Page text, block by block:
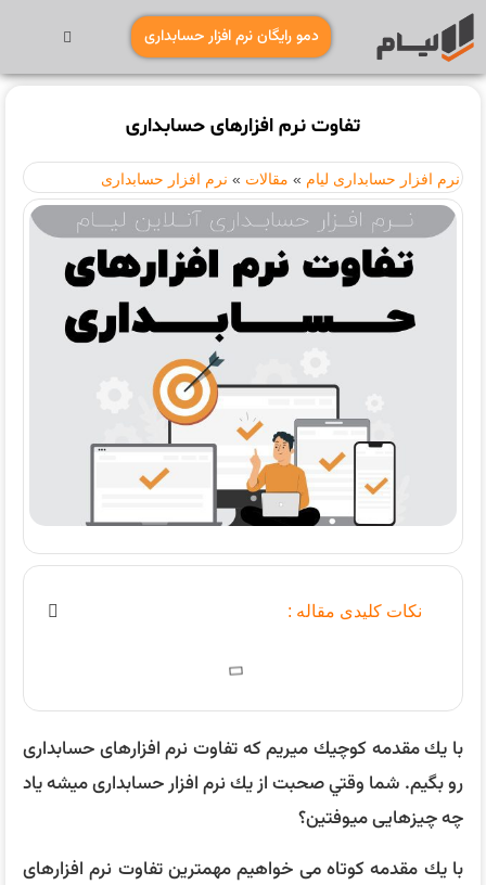
دمو رایگان نرم افزار حسابداری
تفاوت نرم افزارهای حسابداری
نرم افزار حسابداری لیام » مقالات » نرم افزار حسابداری
نکات کلیدی مقاله :
با يك مقدمه كوچيك ميريم كه تفاوت نرم افزارهای حسابداری
رو بگيم. شما وقتي صحبت از يك نرم افزار حسابداری ميشه ياد
چه چيزهایی ميوفتين؟
با يك مقدمه کوتاه می خواهیم مهمترین تفاوت نرم افزارهای